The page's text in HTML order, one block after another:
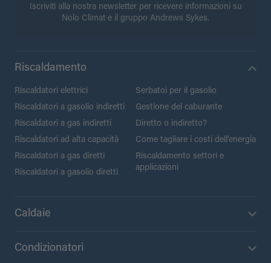
Iscriviti alla nostra newsletter per ricevere informazioni su
Nolo Climat e il gruppo Andrews Sykes.
Riscaldamento
Riscaldatori elettrici
Riscaldatori a gasolio indiretti
Riscaldatori a gas indiretti
Riscaldatori ad alta capacità
Riscaldatori a gas diretti
Riscaldatori a gasolio diretti
Serbatoi per il gasolio
Gestione del caburante
Diretto o indiretto?
Come tagliare i costi dell’energia
Riscaldamento settori e
applicazioni
Caldaie
Condizionatori